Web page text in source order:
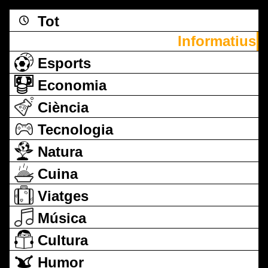
Tot
Informatius
Esports
Economia
Ciència
Tecnologia
Natura
Cuina
Viatges
Música
Cultura
Humor